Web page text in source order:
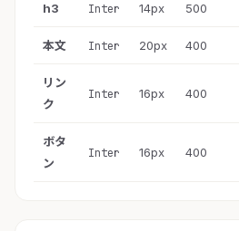
h3 Inter 14px 500
本文 Inter 20px 400
リン
ク
Inter 16px 400
ボタ
ン
Inter 16px 400